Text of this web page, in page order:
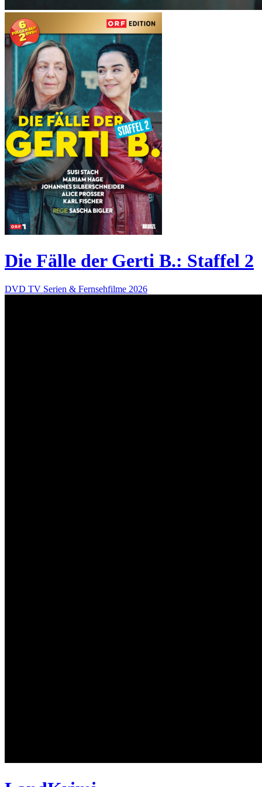
Die Fälle der Gerti B.: Staffel 2
DVD TV Serien & Fernsehfilme 2026